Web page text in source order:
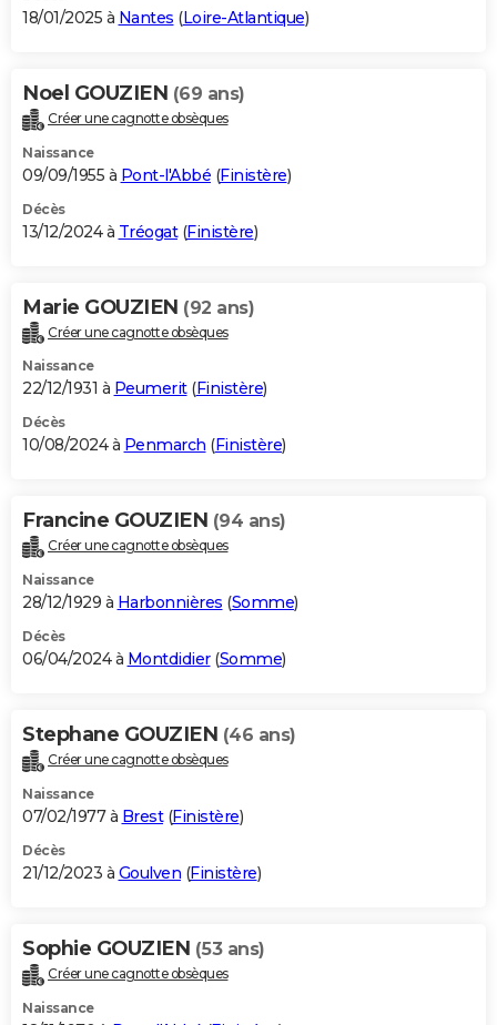
18/01/2025 à Nantes (Loire-Atlantique)
Noel GOUZIEN (69 ans)
Créer une cagnotte obsèques
Naissance
09/09/1955 à Pont-l'Abbé (Finistère)
Décès
13/12/2024 à Tréogat(Finistère)
Marie GOUZIEN (92 ans)
Créer une cagnotte obsèques
Naissance
22/12/1931 à Peumerit(Finistère)
Décès
10/08/2024 à Penmarch (Finistère)
Francine GOUZIEN (94 ans)
Créer une cagnotte obsèques
Naissance
28/12/1929 à Harbonnières (Somme)
Décès
06/04/2024 à Montdidier(Somme)
Stephane GOUZIEN (46 ans)
Créer une cagnotte obsèques
Naissance
07/02/1977 à Brest(Finistère)
Décès
21/12/2023 à Goulven (Finistère)
Sophie GOUZIEN (53 ans)
Créer une cagnotte obsèques
Naissance